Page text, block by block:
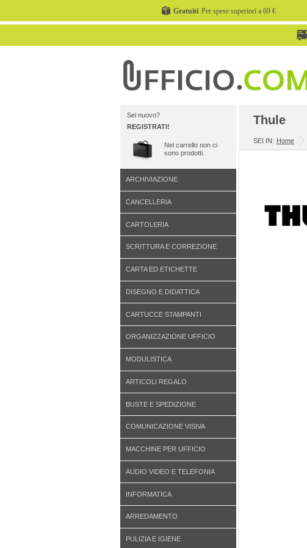
Gratuiti Per spese superiori a 69 €
Sei nuovo?
REGISTRATI!
Nel carrello non ci
sono prodotti.
ARCHIVIAZIONE
CANCELLERIA
CARTOLERIA
SCRITTURA E CORREZIONE
CARTA ED ETICHETTE
DISEGNO E DIDATTICA
CARTUCCE STAMPANTI
ORGANIZZAZIONE UFFICIO
MODULISTICA
ARTICOLI REGALO
BUSTE E SPEDIZIONE
COMUNICAZIONE VISIVA
MACCHINE PER UFFICIO
AUDIO VIDEO E TELEFONIA
INFORMATICA
ARREDAMENTO
PULIZIA E IGIENE
Thule
SEI IN: Home